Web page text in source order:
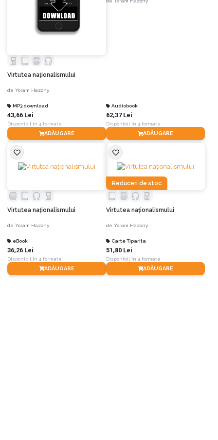
Virtutea naționalismului
de Yoram Hazony
MP3 download
43,66 Lei
Disponibil în 4 formate
ADĂUGARE
Audiobook
62,37 Lei
Disponibil în 4 formate
ADĂUGARE
Virtutea naționalismului
de Yoram Hazony
eBook
36,26 Lei
Disponibil în 4 formate
ADĂUGARE
Reduceri de stoc
Virtutea naționalismului
de Yoram Hazony
Carte Tiparita
51,80 Lei
Disponibil în 4 formate
ADĂUGARE